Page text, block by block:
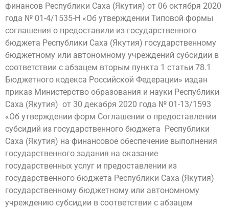
финансов Республики Саха (Якутия) от 06 октября 2020
года № 01-4/1535-Н «Об утверждении Типовой формы
соглашения о предоставили из государственного
бюджета Республики Саха (Якутия) государственному
бюджетному или автономному учреждений субсидии в
соответствии с абзацем вторым пункта 1 статьи 78.1
Бюджетного кодекса Российской Федерации» издан
приказ Министерство образования и науки Республики
Саха (Якутия) от 30 декабря 2020 года № 01-13/1593
«Об утверждении форм Соглашении о предоставлении
субсидий из государственного бюджета Республики
Саха (Якутия) на финансовое обеспечение выполнения
государственного задания на оказание
государственных услуг и предоставлении из
государственного бюджета Республики Саха (Якутия)
государственному бюджетному или автономному
учреждению субсидии в соответствии с абзацем